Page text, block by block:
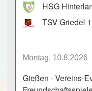
HSG
TSV Griedel 1
Montag, 10.8.2026
Gießen - Vereins-